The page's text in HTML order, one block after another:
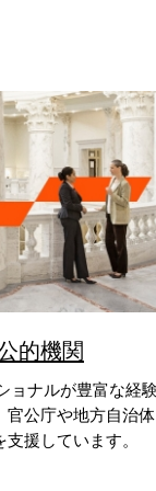
的機関
ョナルが豊富な経
官公庁や地方自治
援しています。